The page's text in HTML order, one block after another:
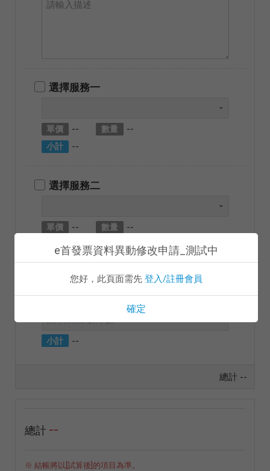
e首發票資料異動修改申請_測試中
您好，此頁面需先 登入/註冊會員
確定
選擇服務一
單價 -- 數量 --
小計 --
選擇服務二
單價 -- 數量 --
小計 --
請填寫掛號件數，一件 30 元
小計 --
總計 --
總計 --
※ 結帳將以[試算後]的項目為準。